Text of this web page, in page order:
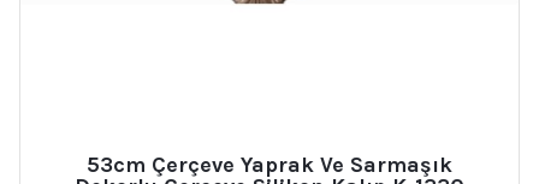
53cm Çerçeve Yaprak Ve Sarmaşık